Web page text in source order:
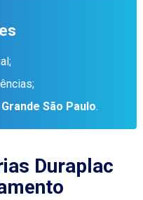
Grande São Paulo.
Duraplac